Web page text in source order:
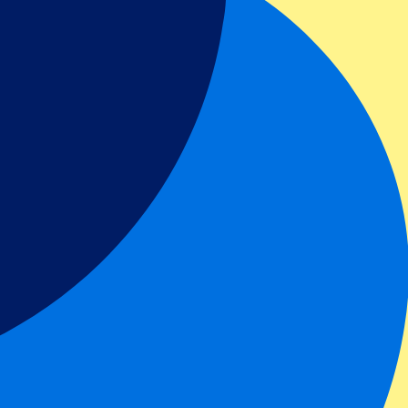
zu bringen.
Sport- oder Musikevent mit einem machen kann. Darum wollen